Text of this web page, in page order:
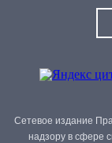
Сетевое издание
надзору в сфере